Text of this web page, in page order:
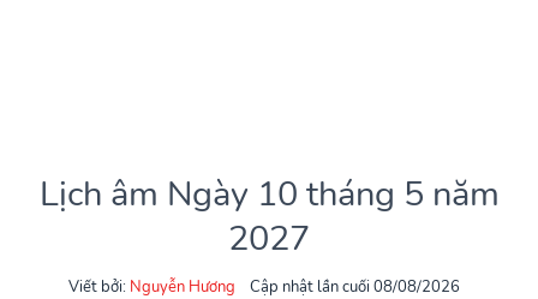
Lịch âm Ngày 10 tháng 5 năm
2027
Viết bởi: Nguyễn Hương
Cập nhật lần cuối 08/08/2026